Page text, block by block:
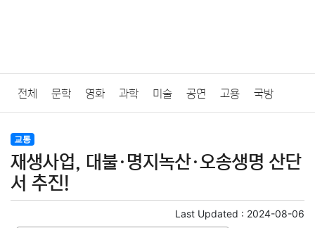
전체 문학 영화 과학 미술 공연 고용 국방
법률
질병 가요 방송 일상 주식 암호화폐 블록체인
미용 증권 인테리어
교통
재생사업, 대불·명지녹산·오송생명 산단
서 추진!
Last Updated : 2024-08-06